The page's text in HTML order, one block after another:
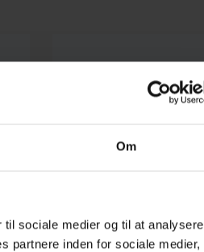
Om
sociale medier og til at analysere
partnere inden for sociale medier,